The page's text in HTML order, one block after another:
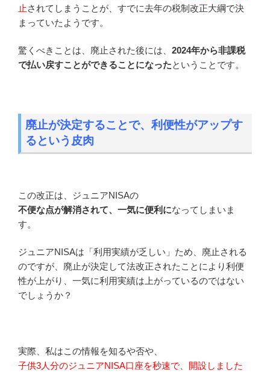
止 されてしまうことが、すでに去年の税制改正大綱で決
まっていたようです。
驚くべきことは、廃止された後には、 2024年から非課税
で払い戻すことができることになったということです。
廃止が決定することで、利便性がアップす
るという皮肉
この改正は、ジュニアNISAの
不便な点が解消されて、一気に便利になってしまいま
す。
ジュニアNISAは「利用実績が乏しい」ため、廃止される
のですが、廃止が決定して法改正されたことにより利便
性が上がり、一気に利用実績は上がっているのではない
でしょうか？
実際、私はこの情報を知るや否や、
子供3人分のジュニアNISA口座を秒速で、開設しました